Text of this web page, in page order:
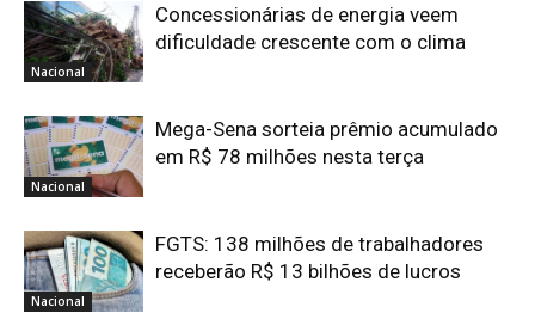
Nacional
Concessionárias de energia veem
dificuldade crescente com o clima
Nacional
Mega-Sena sorteia prêmio acumulado
em R$ 78 milhões nesta terça
Nacional
FGTS: 138 milhões de trabalhadores
receberão R$ 13 bilhões de lucros